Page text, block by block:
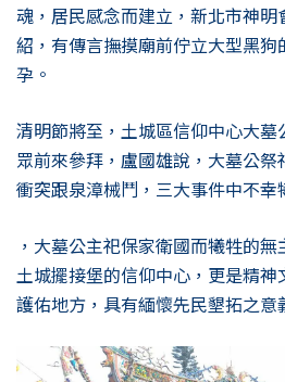
魂，居民感念而建立，新北市神
紹，有傳言撫摸廟前佇立大型黑
孕。
清明節將至，土城區信仰中心大
眾前來參拜，盧國雄說，大墓公
衝突跟泉漳械鬥，三大事件中不幸
，大墓公主祀保家衛國而犧牲的
土城擺接堡的信仰中心，更是精
護佑地方，具有緬懷先民墾拓之意